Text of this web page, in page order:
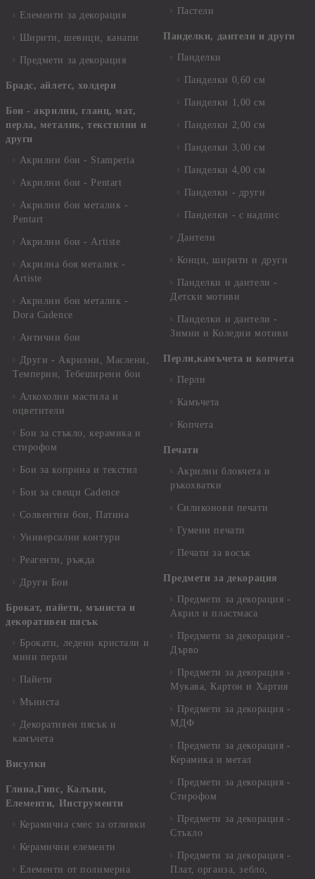
Елементи за декорация
Ширити, шевици, канапи
Предмети за декорация
Брадс, айлетс, холдери
Бои - акрилни, гланц, мат,
перла, металик, текстилни и
други
Акрилни бои - Stamperia
Акрилни бои - Pentart
Акрилни бои металик -
Pentart
Акрилни бои - Artiste
Акрилна боя металик -
Artiste
Акрилни бои металик -
Dora Cadence
Антични бои
Други - Акрилни, Маслени,
Темперни, Тебеширени бои
Алкохолни мастила и
оцветители
Бои за стъкло, керамика и
стирофом
Бои за коприна и текстил
Бои за свещи Cadence
Солвентни бои, Патина
Универсални контури
Реагенти, ръжда
Други Бои
Брокат, пайети, мъниста и
декоративен пясък
Брокати, ледени кристали и
мини перли
Пайети
Мъниста
Декоративен пясък и
камъчета
Висулки
Глина,Гипс, Калъпи,
Елементи, Инструменти
Керамична смес за отливки
Керамични елементи
Елементи от полимерна
Пастели
Панделки, дантели и други
Панделки
Панделки 0,60 см
Панделки 1,00 см
Панделки 2,00 см
Панделки 3,00 см
Панделки 4,00 см
Панделки - други
Панделки - с надпис
Дантели
Конци, ширити и други
Панделки и дантели -
Детски мотиви
Панделки и дантели -
Зимни и Коледни мотиви
Перли,камъчета и копчета
Перли
Камъчета
Копчета
Печати
Акрилни блокчета и
ръкохватки
Силиконови печати
Гумени печати
Печати за восък
Предмети за декорация
Предмети за декорация -
Акрил и пластмаса
Предмети за декорация -
Дърво
Предмети за декорация -
Мукава, Картон и Хартия
Предмети за декорация -
МДФ
Предмети за декорация -
Керамика и метал
Предмети за декорация -
Стирофом
Предмети за декорация -
Стъкло
Предмети за декорация -
Плат, органза, зебло,